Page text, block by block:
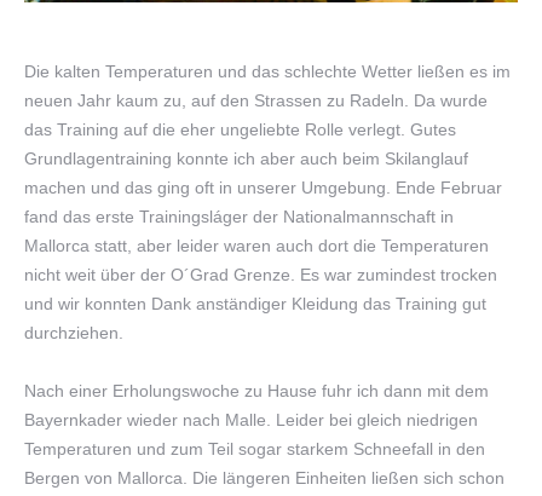
Die kalten Temperaturen und das schlechte Wetter ließen es im
neuen Jahr kaum zu, auf den Strassen zu Radeln. Da wurde
das Training auf die eher ungeliebte Rolle verlegt. Gutes
Grundlagentraining konnte ich aber auch beim Skilanglauf
machen und das ging oft in unserer Umgebung. Ende Februar
fand das erste Trainingsláger der Nationalmannschaft in
Mallorca statt, aber leider waren auch dort die Temperaturen
nicht weit über der O´Grad Grenze. Es war zumindest trocken
und wir konnten Dank anständiger Kleidung das Training gut
durchziehen.
Nach einer Erholungswoche zu Hause fuhr ich dann mit dem
Bayernkader wieder nach Malle. Leider bei gleich niedrigen
Temperaturen und zum Teil sogar starkem Schneefall in den
Bergen von Mallorca. Die längeren Einheiten ließen sich schon